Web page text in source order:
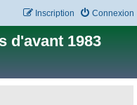
Connexion
Inscription
d'avant 1983